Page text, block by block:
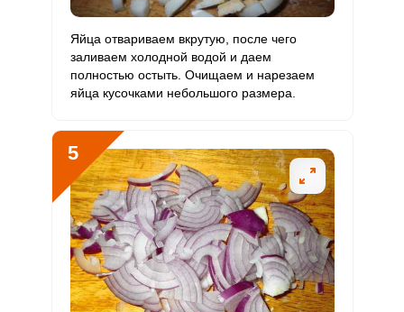
Хром 13.7 мкг 50 мкг 2.1
Цинк
Ванадий 0 20 мкг 0
Молибден 116.5 мкг 70 мкг 12.8 41.6
Яйца отвариваем вкрутую, после чего
заливаем холодной водой и даем
полностью остыть. Очищаем и нарезаем
яйца кусочками небольшого размера.
5
Забыли пароль?
ОТПРАВИТЬ СООБЩЕНИЕ